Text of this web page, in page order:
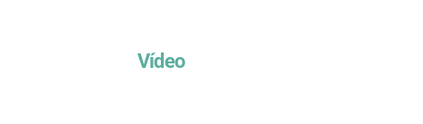
Vídeo